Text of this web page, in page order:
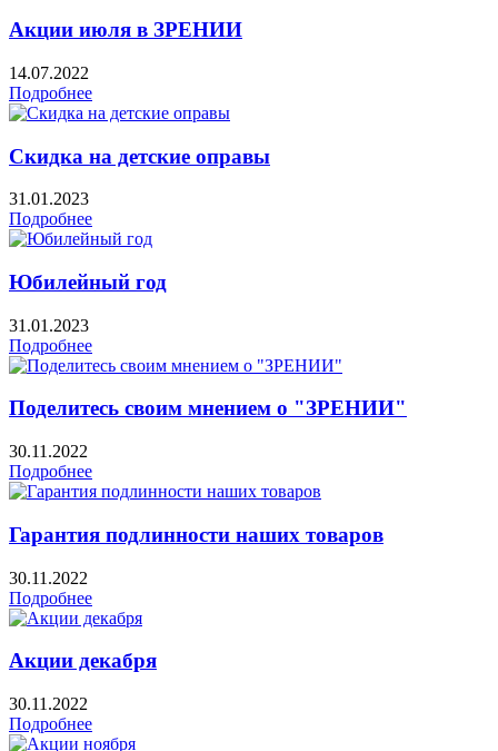
Акции июля в ЗРЕНИИ
14.07.2022
Подробнее
Скидка на детские оправы
31.01.2023
Подробнее
Юбилейный год
31.01.2023
Подробнее
Поделитесь своим мнением о "ЗРЕНИИ"
30.11.2022
Подробнее
Гарантия подлинности наших товаров
30.11.2022
Подробнее
Акции декабря
30.11.2022
Подробнее